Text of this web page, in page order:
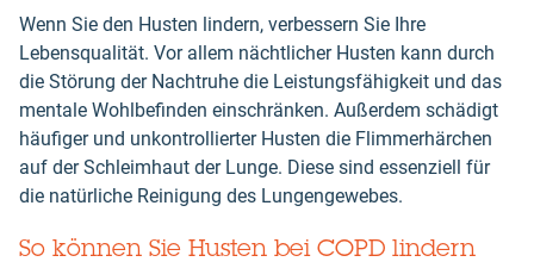
Wenn Sie den Husten lindern, verbessern Sie Ihre
Lebensqualität. Vor allem nächtlicher Husten kann durch
die Störung der Nachtruhe die Leistungsfähigkeit und das
mentale Wohlbefinden einschränken. Außerdem schädigt
häufiger und unkontrollierter Husten die Flimmerhärchen
auf der Schleimhaut der Lunge. Diese sind essenziell für
die natürliche Reinigung des Lungengewebes.
So können Sie Husten bei COPD lindern